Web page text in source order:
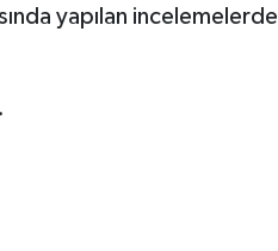
yapılan